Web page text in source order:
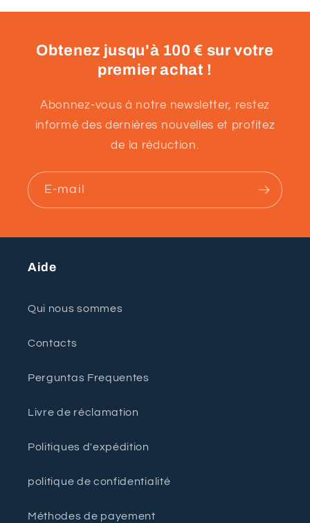
Obtenez jusqu'à 100 € sur votre
premier achat !
Abonnez-vous à notre newsletter, restez
informé des dernières nouvelles et profitez
de la réduction.
E-mail
Aide
Qui nous sommes
Contacts
Perguntas Frequentes
Livre de réclamation
Politiques d'expédition
politique de confidentialité
Méthodes de payement